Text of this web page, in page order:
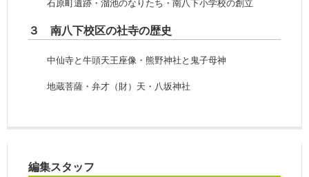
石原町遺跡・溜池のなりたち・南八下小学校の創立
３ 南八下校区の社寺の歴史
中仙寺と牛頭天王座像・熊野神社と鬼子母神
地蔵菩薩・弁才（財）天・八坂神社
編集スタッフ